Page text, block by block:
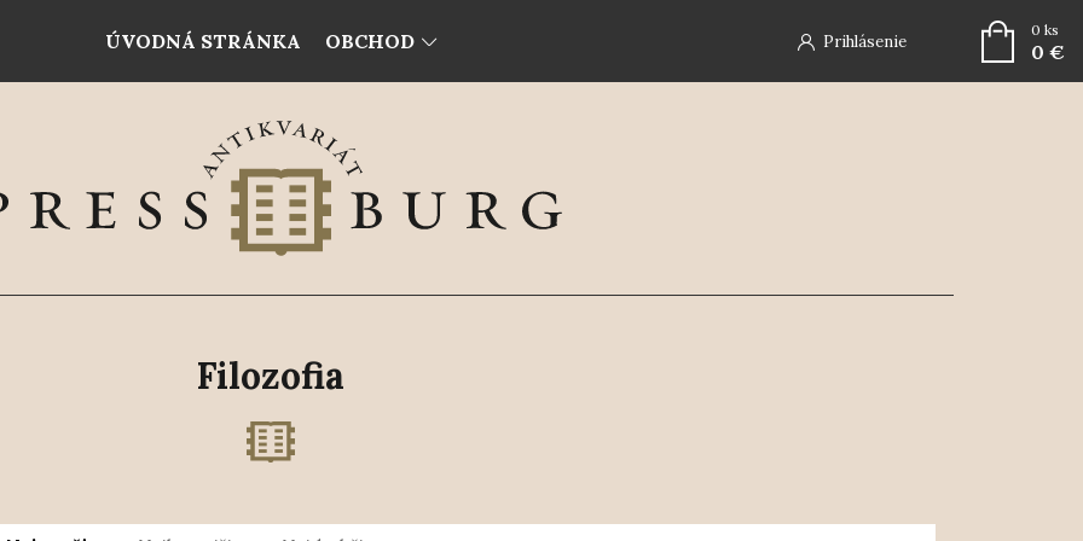
ÚVODNÁ STRÁNKA OBCHOD Prihlásenie
0 ks
0 €
Filozofia